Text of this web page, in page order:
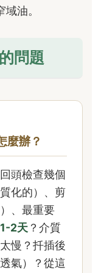
油。
問題
麼辦？
頭檢查幾個
化的）、剪
、最重要
2天 ？介質
慢？扦插後
氣）？從這